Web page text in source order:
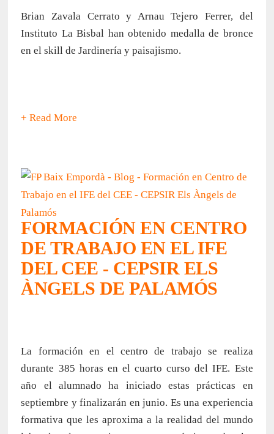
Brian Zavala Cerrato y Arnau Tejero Ferrer, del
Instituto La Bisbal han obtenido medalla de bronce
en el skill de Jardinería y paisajismo.
+ Read More
FORMACIÓN EN CENTRO
DE TRABAJO EN EL IFE
DEL CEE - CEPSIR ELS
ÀNGELS DE PALAMÓS
La formación en el centro de trabajo se realiza
durante 385 horas en el cuarto curso del IFE. Este
año el alumnado ha iniciado estas prácticas en
septiembre y finalizarán en junio. Es una experiencia
formativa que les aproxima a la realidad del mundo